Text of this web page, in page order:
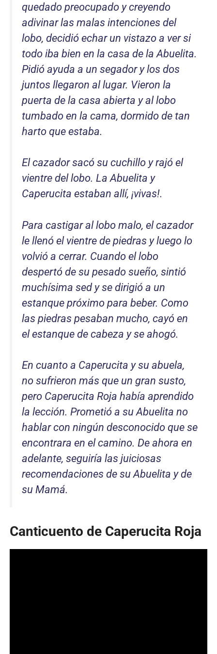
quedado preocupado y creyendo
adivinar las malas intenciones del
lobo, decidió echar un vistazo a ver si
todo iba bien en la casa de la Abuelita.
Pidió ayuda a un segador y los dos
juntos llegaron al lugar. Vieron la
puerta de la casa abierta y al lobo
tumbado en la cama, dormido de tan
harto que estaba.
El cazador sacó su cuchillo y rajó el
vientre del lobo. La Abuelita y
Caperucita estaban allí, ¡vivas!.
Para castigar al lobo malo, el cazador
le llenó el vientre de piedras y luego lo
volvió a cerrar. Cuando el lobo
despertó de su pesado sueño, sintió
muchísima sed y se dirigió a un
estanque próximo para beber. Como
las piedras pesaban mucho, cayó en
el estanque de cabeza y se ahogó.
En cuanto a Caperucita y su abuela,
no sufrieron más que un gran susto,
pero Caperucita Roja había aprendido
la lección. Prometió a su Abuelita no
hablar con ningún desconocido que se
encontrara en el camino. De ahora en
adelante, seguiría las juiciosas
recomendaciones de su Abuelita y de
su Mamá.
Canticuento de Caperucita Roja